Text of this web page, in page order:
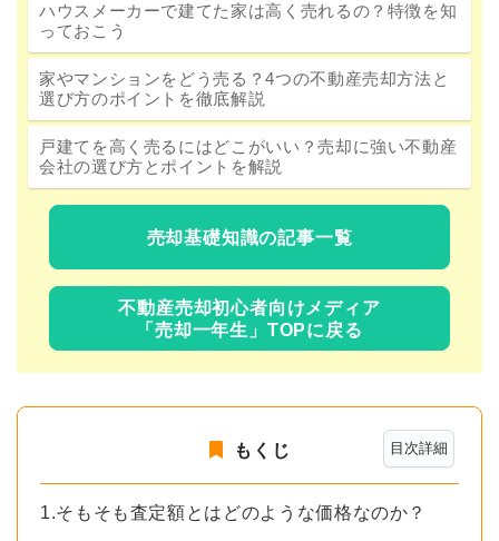
ハウスメーカーで建てた家は高く売れるの？特徴を知
っておこう
家やマンションをどう売る？4つの不動産売却方法と
選び方のポイントを徹底解説
戸建てを高く売るにはどこがいい？売却に強い不動産
会社の選び方とポイントを解説
売却基礎知識の記事一覧
不動産売却初心者向けメディア
「売却一年生」TOPに戻る
目次詳細
もくじ
1.そもそも査定額とはどのような価格なのか？